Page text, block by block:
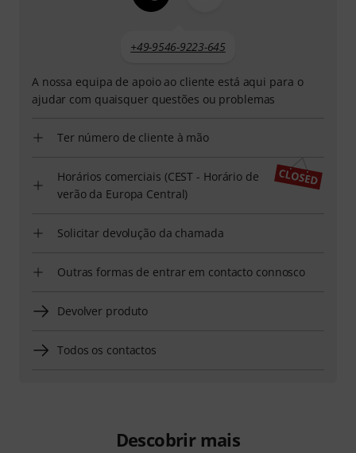
+49-9546-9223-645
A nossa equipa de apoio ao cliente está aqui para o
ajudar com quaisquer questões ou problemas
Ter número de cliente à mão
Horários comerciais (CEST - Horário de
verão da Europa Central)
Solicitar devolução da chamada
Outras formas de entrar em contacto connosco
Devolver produto
Todos os contactos
Descobrir mais